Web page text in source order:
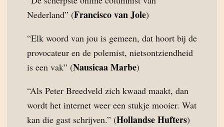
Nederland” (Francisco van Jole)
“Elk woord van jou is gemeen, dat hoort bij de
provocateur en de polemist, nietsontziendheid
is een vak” (Nausicaa Marbe)
“Als Peter Breedveld zich kwaad maakt, dan
wordt het internet weer een stukje mooier. Wat
kan die gast schrijven.” (Hollandse Hufters)